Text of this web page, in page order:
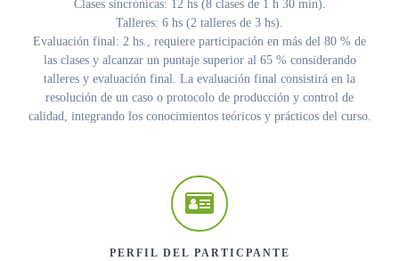
Clases sincrónicas: 12 hs (8 clases de 1 h 30 min).
Talleres: 6 hs (2 talleres de 3 hs).
Evaluación final: 2 hs., requiere participación en más del 80 % de
las clases y alcanzar un puntaje superior al 65 % considerando
talleres y evaluación final. La evaluación final consistirá en la
resolución de un caso o protocolo de producción y control de
calidad, integrando los conocimientos teóricos y prácticos del curso.
PERFIL DEL PARTICPANTE